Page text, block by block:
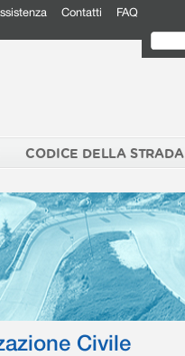
Contatti FAQ
CODICE DELLA STRADA
Civile